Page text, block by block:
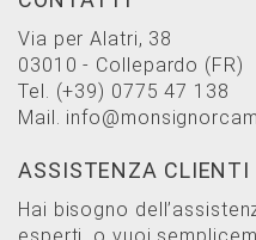
Via per Alatri, 38
03010 - Collepardo (FR)
Tel. (+39) 0775 47 138
Mail.
ASSISTENZA CLIENTI
Hai bisogno
esperti, o vuoi